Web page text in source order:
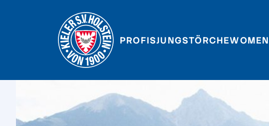
PROFISJUNGSTÖRCHEWOMEN